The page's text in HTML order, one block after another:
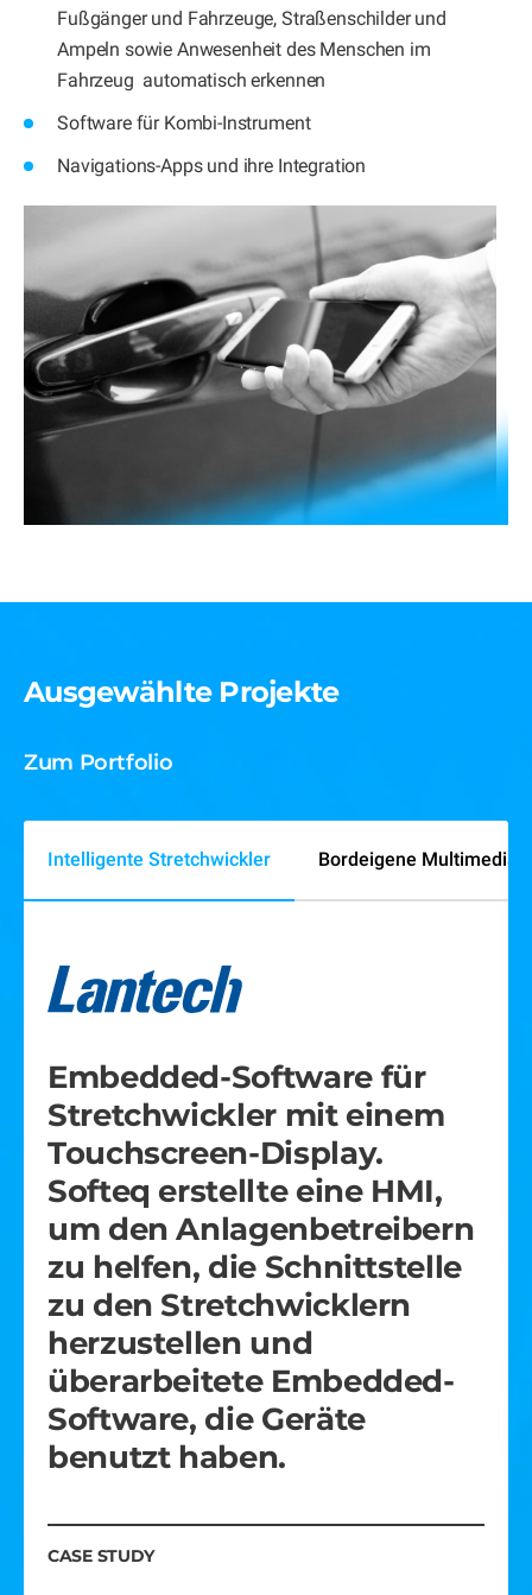
Fußgänger und Fahrzeuge, Straßenschilder und
Ampeln sowie Anwesenheit des Menschen im
Fahrzeug automatisch erkennen
Software für Kombi-Instrument
Navigations-Apps und ihre Integration
Ausgewählte Projekte
Zum Portfolio
Intelligente Stretchwickler Bordeigene Multimedia-
Embedded-Software für
Stretchwickler mit einem
Touchscreen-Display.
Softeq erstellte eine HMI,
um den Anlagenbetreibern
zu helfen, die Schnittstelle
zu den Stretchwicklern
herzustellen und
überarbeitete Embedded-
Software, die Geräte
benutzt haben.
CASE STUDY
Eine Multimedia-Einheit für
Elektrofahrzeuge, die sich
mit mehreren Displays
verbindet. Die Einheit
verfügt über ein
Sicherheits-Betriebssystem
zur Wiedergabe wichtiger
Informationen, enthält
einen High-End-
Audioverstärker und
entspricht den
26262 ASIL-B.